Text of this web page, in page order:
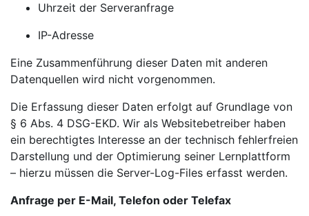
Uhrzeit der Serveranfrage
IP-Adresse
Eine Zusammenführung dieser Daten mit anderen
Datenquellen wird nicht vorgenommen.
Die Erfassung dieser Daten erfolgt auf Grundlage von
§ 6 Abs. 4 DSG-EKD. Wir als Websitebetreiber haben
ein berechtigtes Interesse an der technisch fehlerfreien
Darstellung und der Optimierung seiner Lernplattform
– hierzu müssen die Server-Log-Files erfasst werden.
Anfrage per E-Mail, Telefon oder Telefax